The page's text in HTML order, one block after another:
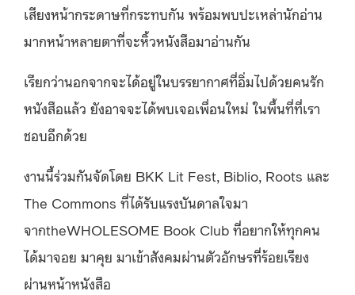
เสียงหน้ากระดาษที่กระทบกัน พร้อมพบปะเหล่านักอ่าน
มากหน้าหลายตาที่จะหิ้วหนังสือมาอ่านกัน
เรียกว่านอกจากจะได้อยู่ในบรรยากาศที่อิ่มไปด้วยคนรัก
หนังสือแล้ว ยังอาจจะได้พบเจอเพื่อนใหม่ ในพื้นที่ที่เรา
ชอบอีกด้วย
งานนี้ร่วมกันจัดโดย BKK Lit Fest, Biblio, Roots และ
The Commons ที่ได้รับแรงบันดาลใจมา
จากtheWHOLESOME Book Club ที่อยากให้ทุกคน
ได้มาจอย มาคุย มาเข้าสังคมผ่านตัวอักษรที่ร้อยเรียง
ผ่านหน้าหนังสือ